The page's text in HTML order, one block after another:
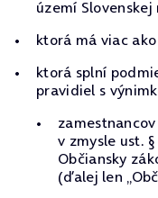
území Slovenskej
ktorá má viac
ktorá splní
pravidiel s
v zmysle ust.
Občiansky
(ďalej len